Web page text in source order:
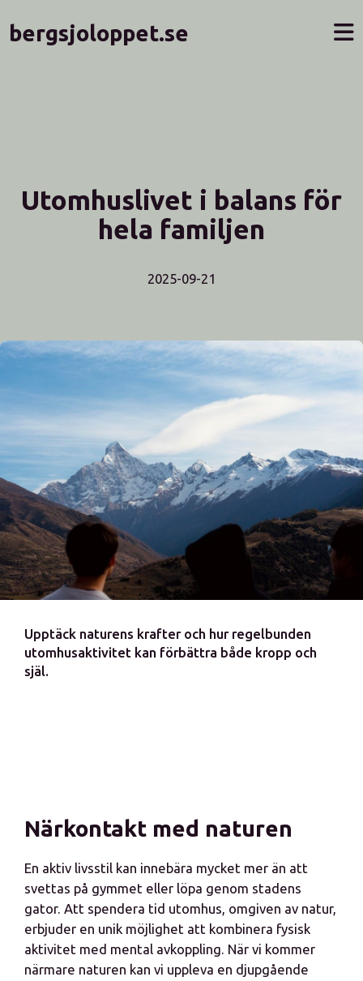
bergsjoloppet.se
Utomhuslivet i balans för
hela familjen
2025-09-21
Upptäck naturens krafter och hur regelbunden
utomhusaktivitet kan förbättra både kropp och
själ.
Närkontakt med naturen
En aktiv livsstil kan innebära mycket mer än att
svettas på gymmet eller löpa genom stadens
gator. Att spendera tid utomhus, omgiven av natur,
erbjuder en unik möjlighet att kombinera fysisk
aktivitet med mental avkoppling. När vi kommer
närmare naturen kan vi uppleva en djupgående